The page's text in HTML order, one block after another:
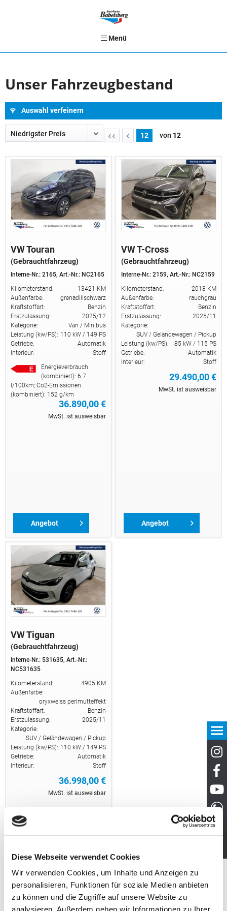
Diese Webseite verwendet Cookies
Wir verwenden Cookies, um Inhalte und Anzeigen zu
personalisieren, Funktionen für soziale Medien anbieten
zu können und die Zugriffe auf unsere Website zu
Menü
Unser Fahrzeugbestand
Auswahl verfeinern
12 von 12
Angebot
ansehen
VW Touran
(Gebrauchtfahrzeug)
Interne-Nr.: 2165,Art.-Nr.: NC2165
Kilometerstand:
13421 KM
Außenfarbe:
grenadillschwarz
Kraftstoffart:
Benzin
Erstzulassung:
2025/12
Kategorie:
Van / Minibus
Leistung (kw/PS): 110 kW / 149 PS
Getriebe:
Automatik
Interieur:
Stoff
Energieverbrauch
(kombiniert): 6.7
l/100km; Co2-Emissionen
(kombiniert): 152 g/km
36.890,00 €
MwSt. ist ausweisbar
Angebot
VW T-Cross
(Gebrauchtfahrzeug)
Interne-Nr.: 2159,Art.-Nr.: NC2159
Kilometerstand:
2018 KM
Außenfarbe:
rauchgrau
Kraftstoffart:
Benzin
Erstzulassung:
2025/11
Kategorie:
SUV / Geländewagen / Pickup
Leistung (kw/PS):
85 kW / 115 PS
Getriebe:
Automatik
Interieur:
Stoff
29.490,00 €
MwSt. ist ausweisbar
Angebot
VW Tiguan
(Gebrauchtfahrzeug)
Interne-Nr.: 531635,Art.-Nr.:
NC531635
Kilometerstand:
4905 KM
Außenfarbe:
oryxweiss perlmutteffekt
Kraftstoffart:
Benzin
Erstzulassung:
2025/11
Kategorie:
SUV / Geländewagen / Pickup
Leistung (kw/PS): 110 kW / 149 PS
Getriebe:
Automatik
Interieur:
Stoff
36.998,00 €
MwSt. ist ausweisbar